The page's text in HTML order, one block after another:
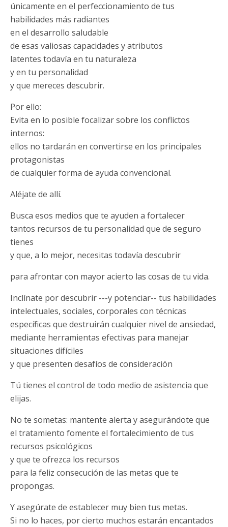
únicamente en el perfeccionamiento de tus
habilidades más radiantes
en el desarrollo saludable
de esas valiosas capacidades y atributos
latentes todavía en tu naturaleza
y en tu personalidad
y que mereces descubrir.
Por ello:
Evita en lo posible focalizar sobre los conflictos
internos:
ellos no tardarán en convertirse en los principales
protagonistas
de cualquier forma de ayuda convencional.
Aléjate de allí.
Busca esos medios que te ayuden a fortalecer
tantos recursos de tu personalidad que de seguro
tienes
y que, a lo mejor, necesitas todavía descubrir
para afrontar con mayor acierto las cosas de tu vida.
Inclínate por descubrir ---y potenciar-- tus habilidades
intelectuales, sociales, corporales con técnicas
específicas que destruirán cualquier nivel de ansiedad,
mediante herramientas efectivas para manejar
situaciones difíciles
y que presenten desafíos de consideración
Tú tienes el control de todo medio de asistencia que
elijas.
No te sometas: mantente alerta y asegurándote que
el tratamiento fomente el fortalecimiento de tus
recursos psicológicos
y que te ofrezca los recursos
para la feliz consecución de las metas que te
propongas.
Y asegúrate de establecer muy bien tus metas.
Si no lo haces, por cierto muchos estarán encantados